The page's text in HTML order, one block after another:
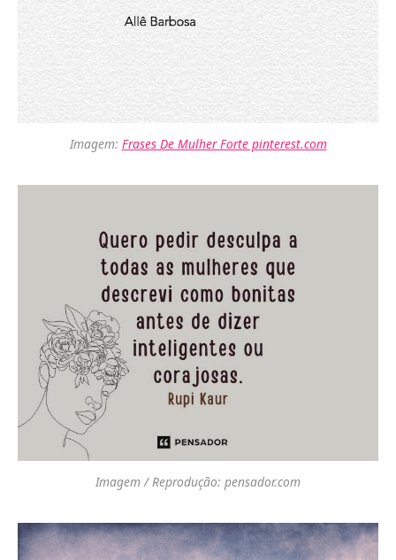
Imagem: Frases De Mulher Forte pinterest.com
Imagem / Reprodução: pensador.com